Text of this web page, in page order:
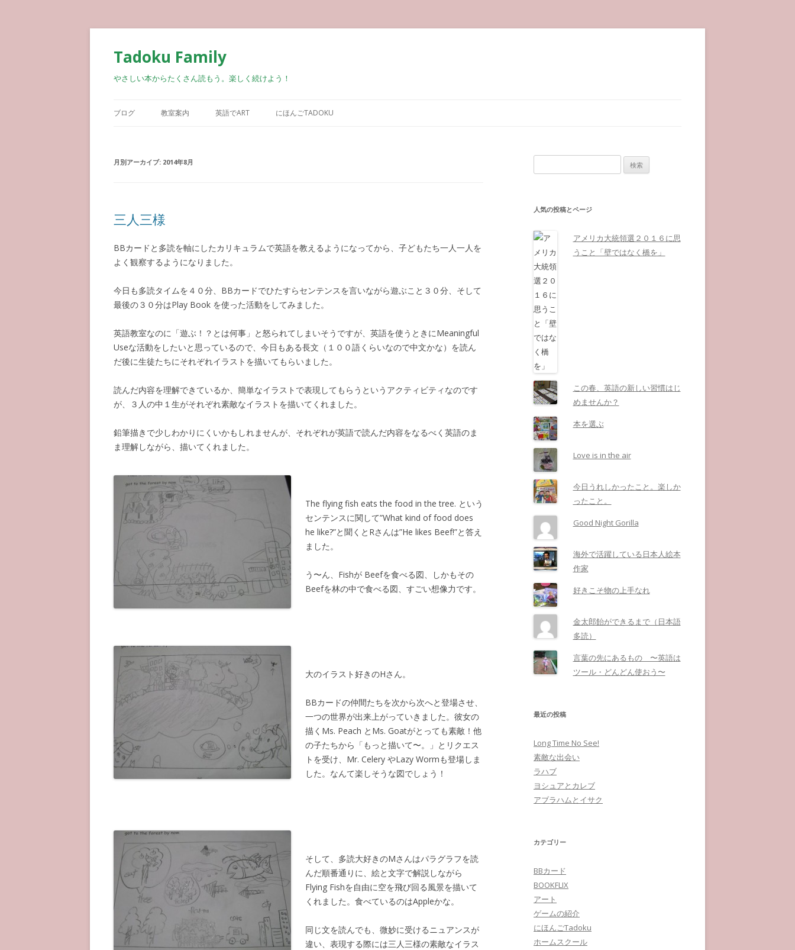
Tadoku Family
やさしい本からたくさん読もう。楽しく続けよう！
ブログ 教室案内 英語でART にほんごTADOKU
月別アーカイブ: 2014年8月
三人三様
BBカードと多読を軸にしたカリキュラムで英語を教えるようになってから、子どもたち一人一人を
よく観察するようになりました。
今日も多読タイムを４０分、BBカードでひたすらセンテンスを言いながら遊ぶこと３０分、そして
最後の３０分はPlay Book を使った活動をしてみました。
英語教室なのに「遊ぶ！？とは何事」と怒られてしまいそうですが、英語を使うときにMeaningful
Useな活動をしたいと思っているので、今日もある長文（１００語くらいなので中文かな）を読ん
だ後に生徒たちにそれぞれイラストを描いてもらいました。
読んだ内容を理解できているか、簡単なイラストで表現してもらうというアクティビティなのです
が、３人の中１生がそれぞれ素敵なイラストを描いてくれました。
鉛筆描きで少しわかりにくいかもしれませんが、それぞれが英語で読んだ内容をなるべく英語のま
ま理解しながら、描いてくれました。
The flying fish eats the food in the tree. という
センテンスに関して”What kind of food does
he like?”と聞くとRさんは”He likes Beef!”と答え
ました。
う〜ん、Fishが Beefを食べる図、しかもその
Beefを林の中で食べる図、すごい想像力です。
大のイラスト好きのHさん。
BBカードの仲間たちを次から次へと登場させ、
一つの世界が出来上がっていきました。彼女の
描くMs. Peach とMs. Goatがとっても素敵！他
の子たちから「もっと描いて〜。」とリクエス
トを受け、Mr. Celery やLazy Wormも登場しま
した。なんて楽しそうな図でしょう！
そして、多読大好きのMさんはパラグラフを読
んだ順番通りに、絵と文字で解説しながら
Flying Fishを自由に空を飛び回る風景を描いて
くれました。食べているのはAppleかな。
同じ文を読んでも、微妙に受けるニュアンスが
違い、表現する際には三人三様の素敵なイラス
人気の投稿とページ
アメリカ大統領選２０１６に思
うこと「壁ではなく橋を」
この春、英語の新しい習慣はじ
めませんか？
本を選ぶ
Love is in the air
今日うれしかったこと。楽しか
ったこと。
Good Night Gorilla
海外で活躍している日本人絵本
作家
好きこそ物の上手なれ
金太郎飴ができるまで（日本語
多読）
言葉の先にあるもの 〜英語は
ツール・どんどん使おう〜
最近の投稿
Long Time No See!
素敵な出会い
ラハブ
ヨシュアとカレブ
アブラハムとイサク
カテゴリー
BBカード
BOOKFLIX
アート
ゲームの紹介
にほんごTadoku
ホームスクール